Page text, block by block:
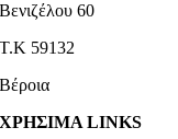
Βενιζέλου 60
Τ.Κ 59132
Βέροια
ΧΡΗΣΙΜΑ LINKS